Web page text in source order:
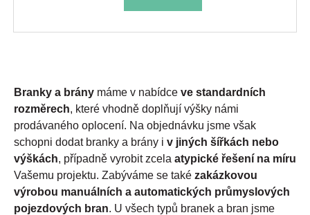
Branky a brány máme v nabídce ve standardních
rozměrech, které vhodně doplňují výšky námi
prodávaného oplocení. Na objednávku jsme však
schopni dodat branky a brány i v jiných šířkách nebo
výškách, případně vyrobit zcela atypické řešení na míru
Vašemu projektu. Zabýváme se také zakázkovou
výrobou manuálních a automatických průmyslových
pojezdových bran. U všech typů branek a bran jsme